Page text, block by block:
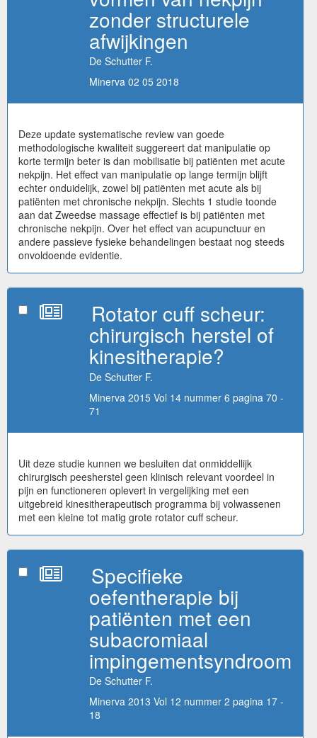
zonder structurele
afwijkingen
De Schutter F.
Minerva 02 05 2018
Deze update systematische review van goede
methodologische kwaliteit suggereert dat manipulatie op
korte termijn beter is dan mobilisatie bij patiënten met acute
nekpijn. Het effect van manipulatie op lange termijn blijft
echter onduidelijk, zowel bij patiënten met acute als bij
patiënten met chronische nekpijn. Slechts 1 studie toonde
aan dat Zweedse massage effectief is bij patiënten met
chronische nekpijn. Over het effect van acupunctuur en
andere passieve fysieke behandelingen bestaat nog steeds
onvoldoende evidentie.
Rotator cuff scheur:
chirurgisch herstel of
kinesitherapie?
De Schutter F.
Minerva 2015 Vol 14 nummer 6 pagina 70 -
71
Uit deze studie kunnen we besluiten dat onmiddellijk
chirurgisch peesherstel geen klinisch relevant voordeel in
pijn en functioneren oplevert in vergelijking met een
uitgebreid kinesitherapeutisch programma bij volwassenen
met een kleine tot matig grote rotator cuff scheur.
Specifieke
oefentherapie bij
patiënten met een
subacromiaal
impingementsyndroom
De Schutter F.
Minerva 2013 Vol 12 nummer 2 pagina 17 -
18